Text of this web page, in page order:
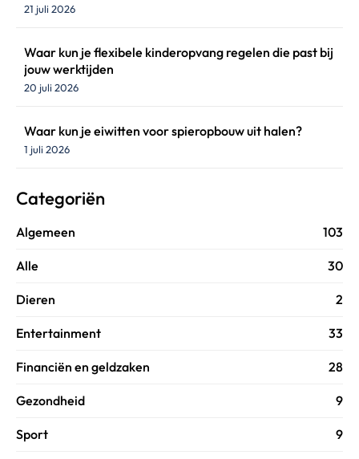
21 juli 2026
Waar kun je flexibele kinderopvang regelen die past bij
jouw werktijden
20 juli 2026
Waar kun je eiwitten voor spieropbouw uit halen?
1 juli 2026
Categoriën
Algemeen 103
Alle 30
Dieren 2
Entertainment 33
Financiën en geldzaken 28
Gezondheid 9
Sport 9